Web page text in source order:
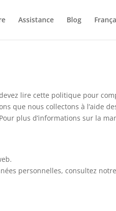
Assistance Blog
lire cette politique pour
que nous collectons à l’aide
plus d’informations sur la
personnelles, consultez